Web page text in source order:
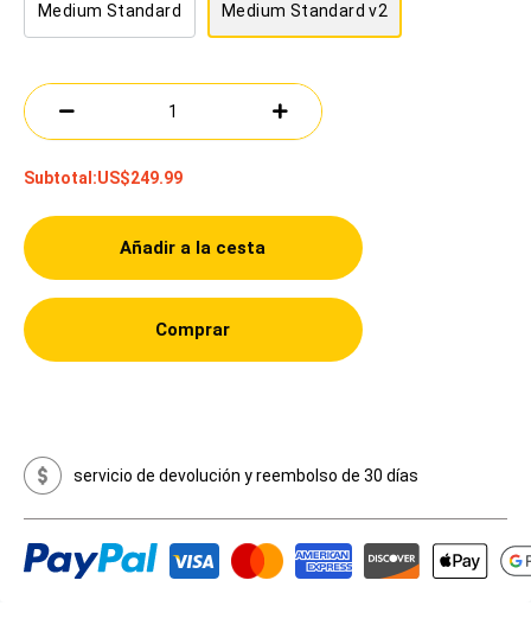
Medium Standard Medium Standard v2
Subtotal:US$249.99
Añadir a la cesta
Comprar
servicio de devolución y reembolso de 30 días